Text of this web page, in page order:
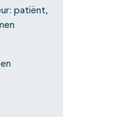
patiënt,